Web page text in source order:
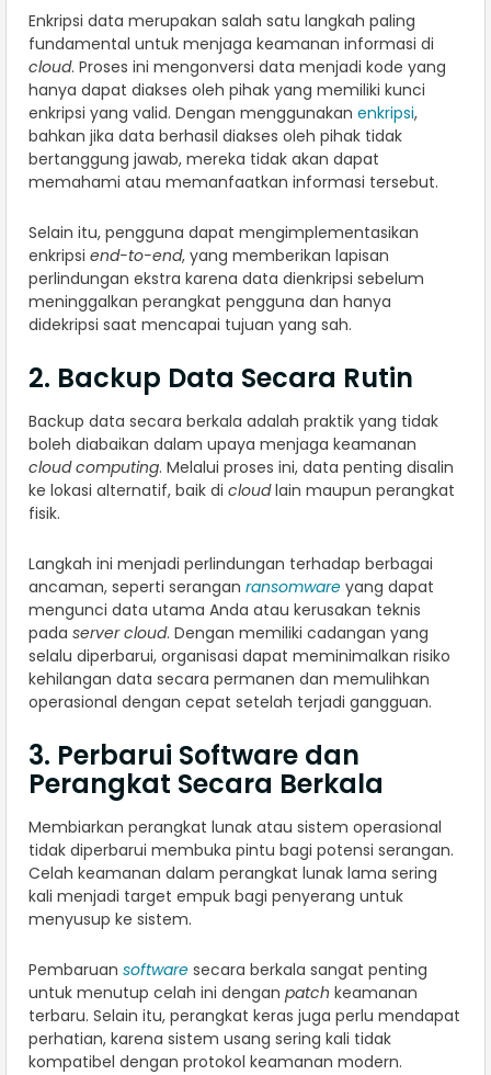
Enkripsi data merupakan salah satu langkah paling
fundamental untuk menjaga keamanan informasi di
cloud. Proses ini mengonversi data menjadi kode yang
hanya dapat diakses oleh pihak yang memiliki kunci
enkripsi yang valid. Dengan menggunakan enkripsi,
bahkan jika data berhasil diakses oleh pihak tidak
bertanggung jawab, mereka tidak akan dapat
memahami atau memanfaatkan informasi tersebut.
Selain itu, pengguna dapat mengimplementasikan
enkripsi end-to-end, yang memberikan lapisan
perlindungan ekstra karena data dienkripsi sebelum
meninggalkan perangkat pengguna dan hanya
didekripsi saat mencapai tujuan yang sah.
2. Backup Data Secara Rutin
Backup data secara berkala adalah praktik yang tidak
boleh diabaikan dalam upaya menjaga keamanan
cloud computing. Melalui proses ini, data penting disalin
ke lokasi alternatif, baik di cloudlain maupun perangkat
fisik.
Langkah ini menjadi perlindungan terhadap berbagai
ancaman, seperti serangan ransomware yang dapat
mengunci data utama Anda atau kerusakan teknis
pada server cloud. Dengan memiliki cadangan yang
selalu diperbarui, organisasi dapat meminimalkan risiko
kehilangan data secara permanen dan memulihkan
operasional dengan cepat setelah terjadi gangguan.
3. Perbarui Software dan
Perangkat Secara Berkala
Membiarkan perangkat lunak atau sistem operasional
tidak diperbarui membuka pintu bagi potensi serangan.
Celah keamanan dalam perangkat lunak lama sering
kali menjadi target empuk bagi penyerang untuk
menyusup ke sistem.
Pembaruan software secara berkala sangat penting
untuk menutup celah ini dengan patch keamanan
terbaru. Selain itu, perangkat keras juga perlu mendapat
perhatian, karena sistem usang sering kali tidak
kompatibel dengan protokol keamanan modern.